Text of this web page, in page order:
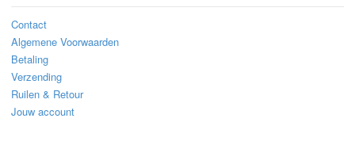
Contact
Algemene Voorwaarden
Betaling
Verzending
Ruilen & Retour
Jouw account